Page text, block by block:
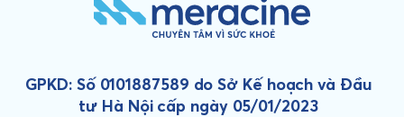
GPKD: Số 0101887589 do Sở Kế hoạch và Đầu
tư Hà Nội cấp ngày 05/01/2023